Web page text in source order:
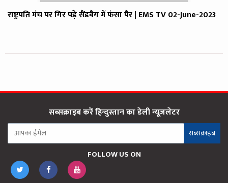
राष्ट्रपति मंच पर गिर पड़े सैंडबैग में फंसा पैर | EMS TV 02-June-2023
सब्सक्राइब करें हिन्दुस्तान का डेली न्यूज़लेटर
सब्सक्राइब
FOLLOW US ON